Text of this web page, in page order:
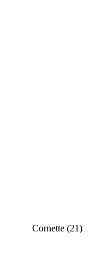
Cornette (21)